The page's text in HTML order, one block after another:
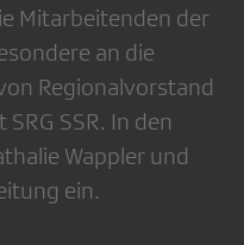
Mitarbeitenden der
an die
Regionalvorstand
SSR. In den
Wappler und
ein.